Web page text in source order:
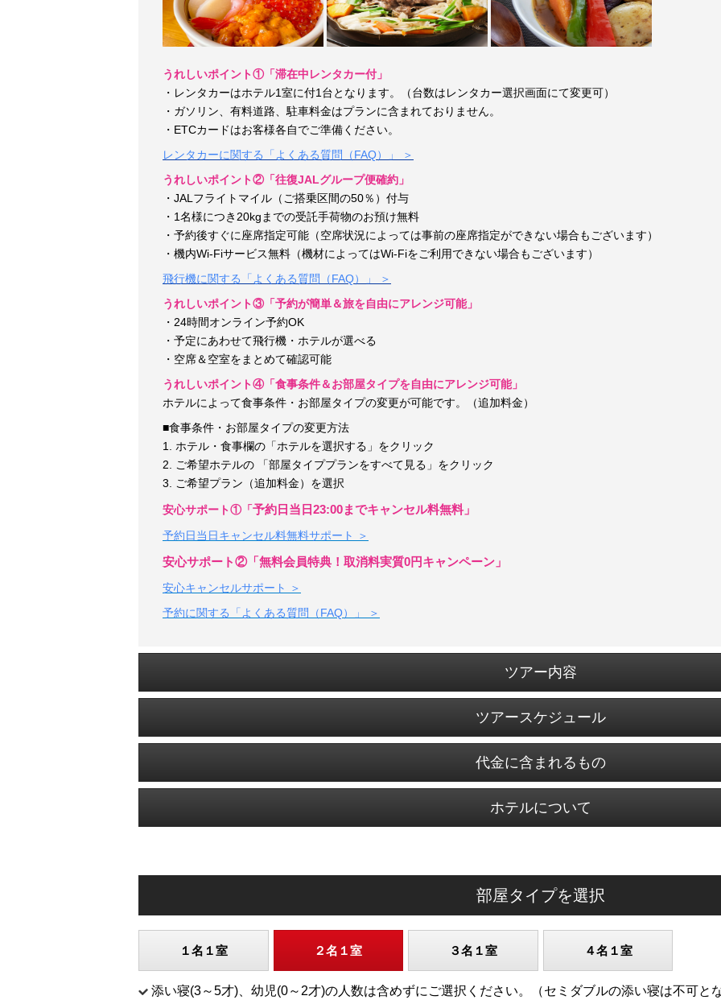
うれしいポイント①「滞在中レンタカー付」
・レンタカーはホテル1室に付1台となります。（台数はレンタカー選択画面にて変更可）
・ガソリン、有料道路、駐車料金はプランに含まれておりません。
・ETCカードはお客様各自でご準備ください。
レンタカーに関する「よくある質問（FAQ）」 ＞
うれしいポイント②「往復JALグループ便確約」
・JALフライトマイル（ご搭乗区間の50％）付与
・ 1名様につき20kgまでの受託手荷物のお預け無料
・予約後すぐに座席指定可能（空席状況によっては事前の座席指定ができない場合もございます）
・機内Wi-Fiサービス無料（機材によってはWi-Fiをご利用できない場合もございます）
飛行機に関する「よくある質問（FAQ）」 ＞
うれしいポイント③「予約が簡単＆旅を自由にアレンジ可能」
・ 24時間オンライン予約OK
・予定にあわせて飛行機・ホテルが選べる
・空席＆空室をまとめて確認可能
うれしいポイント④「食事条件＆お部屋タイプを自由にアレンジ可能」
ホテルによって食事条件・お部屋タイプの変更が可能です。（追加料金）
■食事条件・お部屋タイプの変更方法
1. ホテル・食事欄の「ホテルを選択する」をクリック
2. ご希望ホテルの 「部屋タイププランをすべて見る」をクリック
3. ご希望プラン（追加料金）を選択
安心サポート①「予約日当日23:00までキャンセル料無料」
予約日当日キャンセル料無料サポート ＞
安心サポート②「無料会員特典！取消料実質0円キャンペーン」
安心キャンセルサポート ＞
予約に関する「よくある質問（FAQ）」 ＞
ツアー内容
ツアースケジュール
代金に含まれるもの
ホテルについて
部屋タイプを選択
１名１室 ２名１室 ３名１室 ４名１室
添い寝(3～5才)、幼児(0～2才)の人数は含めずにご選択ください。（セミダブルの添い寝は不可と